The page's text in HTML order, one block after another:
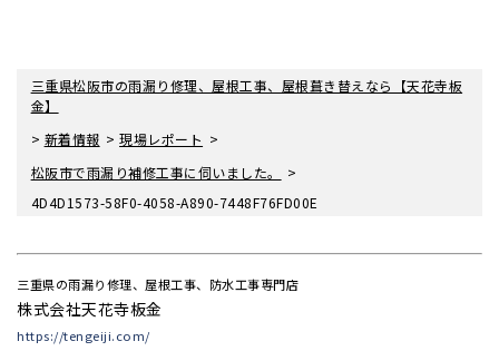
三重県松阪市の雨漏り修理、屋根工事、屋根葺き替えなら【天花寺板
金】
> 新着情報 >現場レポート >
松阪市で雨漏り補修工事に伺いました。 >
4D4D1573-58F0-4058-A890-7448F76FD00E
三重県の雨漏り修理、屋根工事、防水工事専門店
株式会社天花寺板金
https://tengeiji.com/